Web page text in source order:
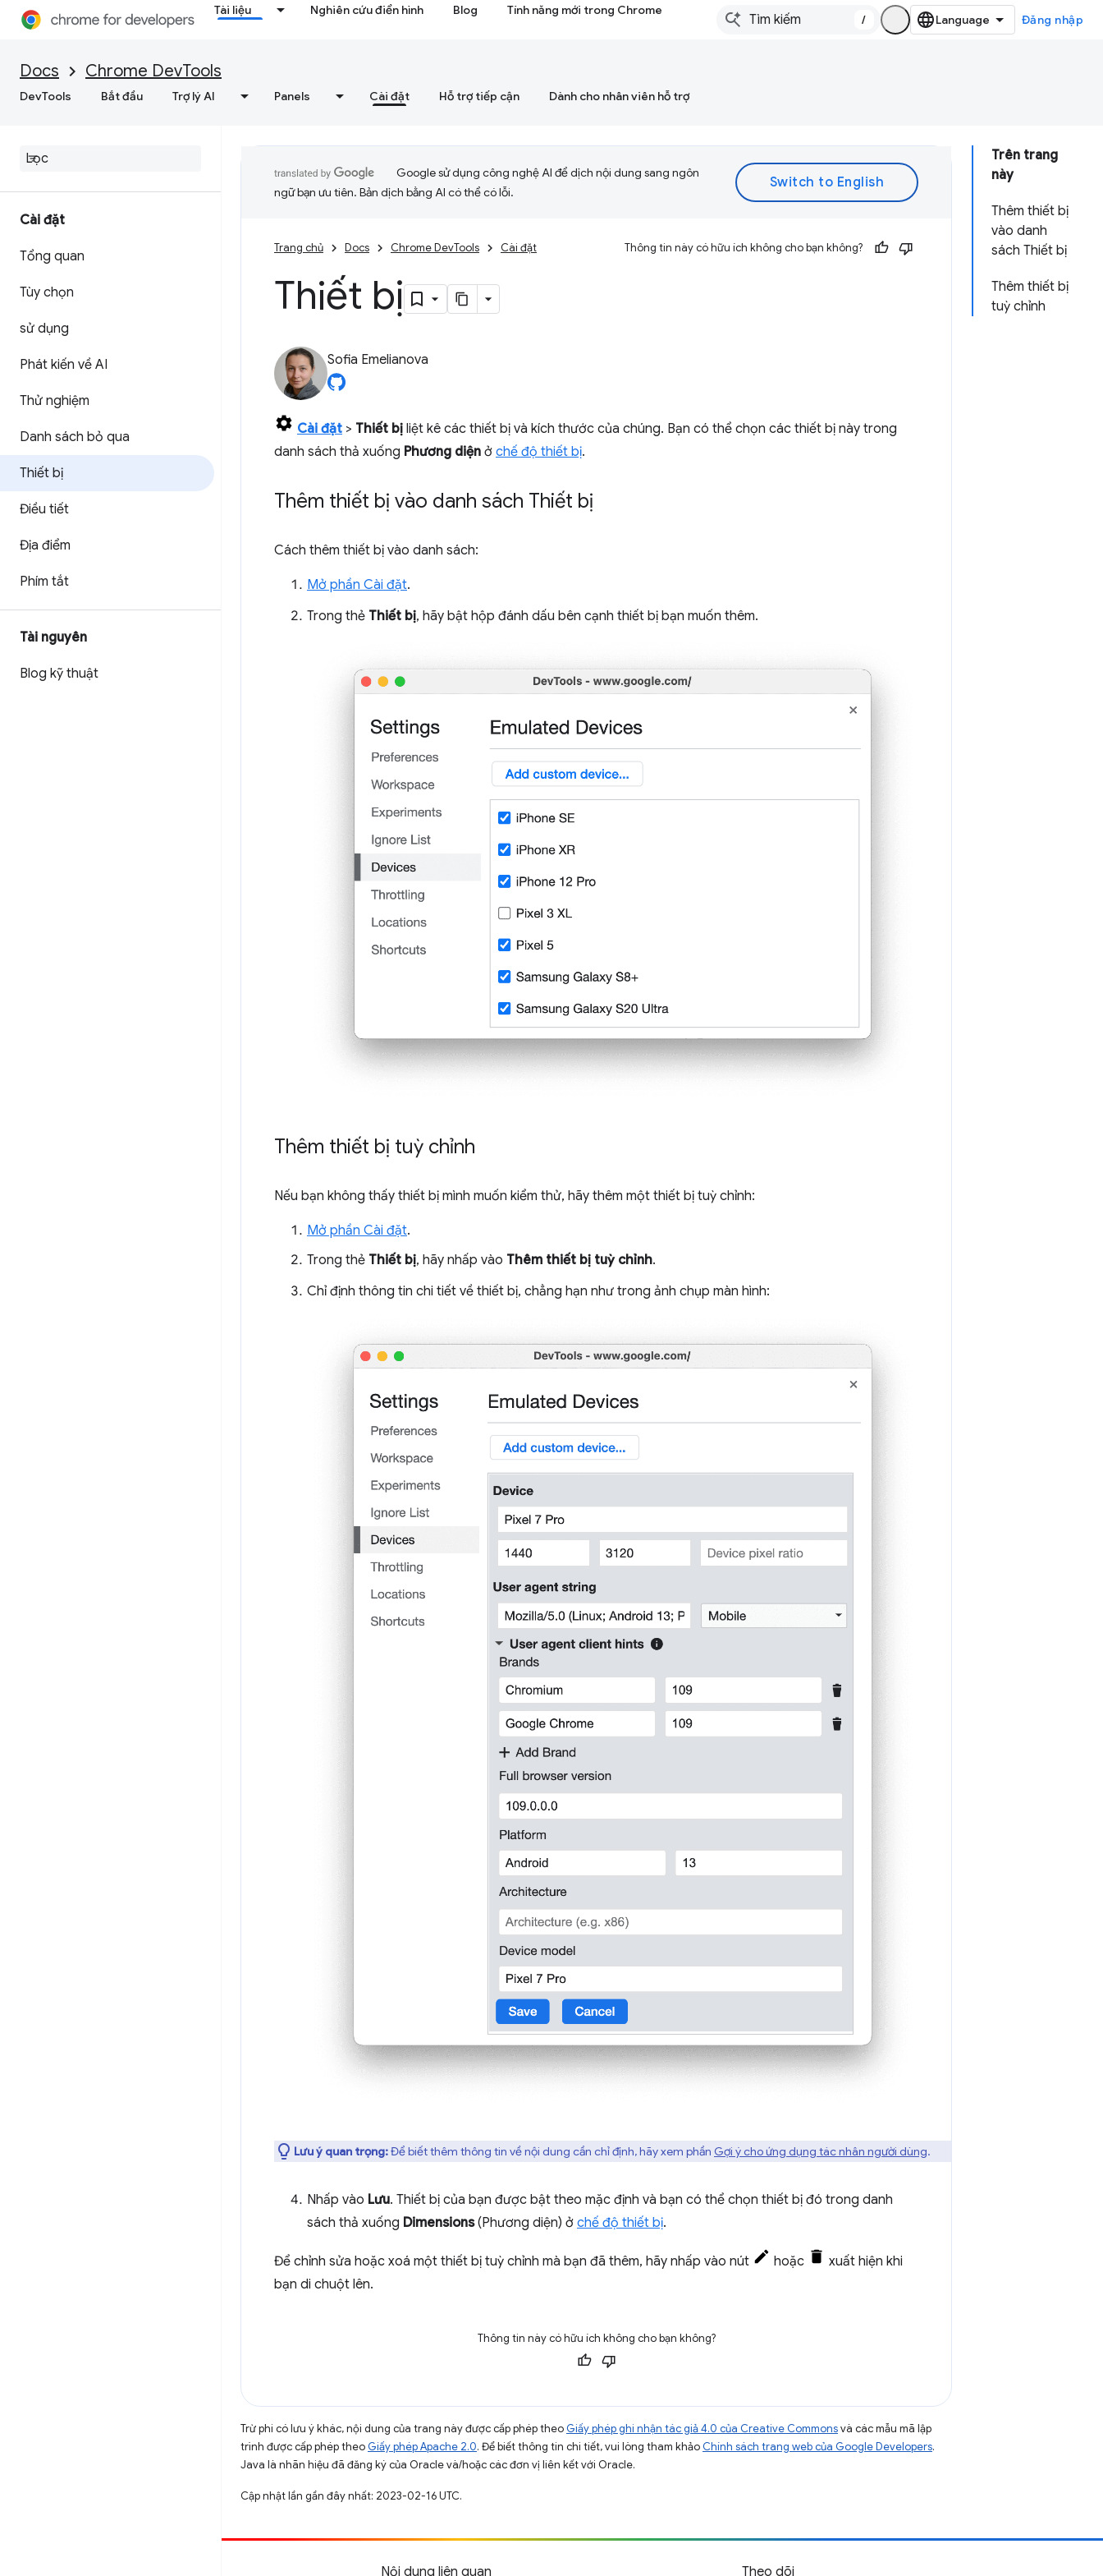
Tài liệu Nghiên cứu điển hình Blog Tính năng mới trong Chrome
/ Đăng nhập
Docs Chrome DevTools
DevTools Bắt đầu Trợ lý AI Panels Cài đặt Hỗ trợ tiếp cận Dành cho nhân viên hỗ trợ
Cài đặt
Tổng quan
Tùy chọn
sử dụng
Phát kiến về AI
Thử nghiệm
Danh sách bỏ qua
Thiết bị
Điều tiết
Địa điểm
Phím tắt
Tài nguyên
Blog kỹ thuật
Trên trang
này
Thêm thiết bị
vào danh
sách Thiết bị
Thêm thiết bị
tuỳ chỉnh
Google sử dụng công nghệ AI để dịch nội dung sang ngôn
ngữ bạn ưu tiên. Bản dịch bằng AI có thể có lỗi.
Trang chủ Docs Chrome DevTools Cài đặt Thông tin này có hữu ích không cho bạn không?
Thiết bị
Sofia Emelianova
Cài đặt > Thiết bị liệt kê các thiết bị và kích thước của chúng. Bạn có thể chọn các thiết bị này trong
danh sách thả xuống Phương diện ở chế độ thiết bị.
Thêm thiết bị vào danh sách Thiết bị
Cách thêm thiết bị vào danh sách:
Mở phần Cài đặt.
Trong thẻ Thiết bị, hãy bật hộp đánh dấu bên cạnh thiết bị bạn muốn thêm.
Thêm thiết bị tuỳ chỉnh
Nếu bạn không thấy thiết bị mình muốn kiểm thử, hãy thêm một thiết bị tuỳ chỉnh:
Mở phần Cài đặt.
Trong thẻ Thiết bị, hãy nhấp vào Thêm thiết bị tuỳ chỉnh.
Chỉ định thông tin chi tiết về thiết bị, chẳng hạn như trong ảnh chụp màn hình:
Lưu ý quan trọng:Để biết thêm thông tin về nội dung cần chỉ định, hãy xem phần Gợi ý cho ứng dụng tác nhân người dùng.
Nhấp vào Lưu. Thiết bị của bạn được bật theo mặc định và bạn có thể chọn thiết bị đó trong danh
sách thả xuống Dimensions(Phương diện) ở chế độ thiết bị.
Để chỉnh sửa hoặc xoá một thiết bị tuỳ chỉnh mà bạn đã thêm, hãy nhấp vào nút hoặc
xuất hiện khi
bạn di chuột lên.
Thông tin này có hữu ích không cho bạn không?
Trừ phi có lưu ý khác, nội dung của trang này được cấp phép theo Giấy phép ghi nhận tác giả 4.0 của Creative Commonsvà các mẫu mã lập
trình được cấp phép theo Giấy phép Apache 2.0. Để biết thông tin chi tiết, vui lòng tham khảo Chính sách trang web của Google Developers.
Java là nhãn hiệu đã đăng ký của Oracle và/hoặc các đơn vị liên kết với Oracle.
Cập nhật lần gần đây nhất: 2023-02-16 UTC.
Nội dung liên quan Theo dõi